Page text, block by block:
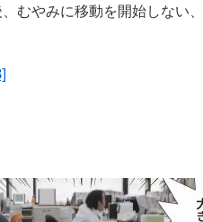
むやみに移動を開始しない